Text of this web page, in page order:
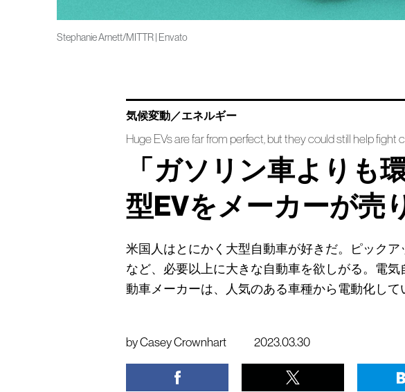
Stephanie Arnett/MITTR | Envato
気候変動／エネルギー
Huge EVs are far from perfect, but they could still help fight
「ガソリン車よりも
型EVをメーカーが売
米国人はとにかく大型自動車が好きだ。ピックア
など、必要以上に大きな自動車を欲しがる。電
動車メーカーは、人気のある車種から電動化して
byCasey Crownhart 2023.03.30